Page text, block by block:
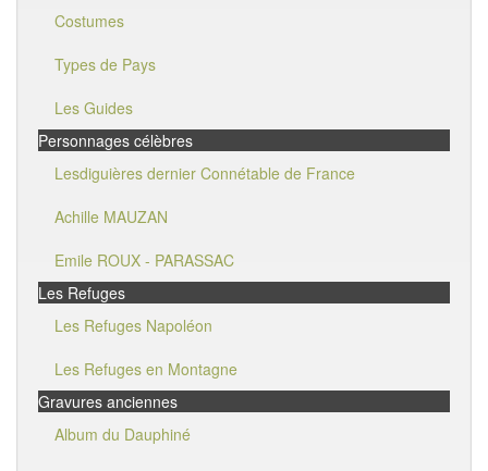
Costumes
Types de Pays
Les Guides
Personnages célèbres
Lesdiguières dernier Connétable de France
Achille MAUZAN
Emile ROUX - PARASSAC
Les Refuges
Les Refuges Napoléon
Les Refuges en Montagne
Gravures anciennes
Album du Dauphiné